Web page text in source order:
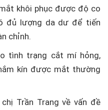
khôi phục được độ co
đủ lượng da dư để tiến
chỉnh.
tình trạng cắt mí hỏng,
kín được mắt thường
Trần Trang về vấn đề